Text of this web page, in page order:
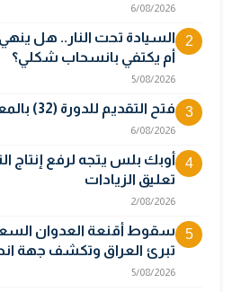
6/08/2026
2
السيادة تحت النار.. هل ينهي
أم يكتفي بانسحاب شكلي؟
5/08/2026
3 فتح التقديم للدورة (32) بالمعهد العالي للأمن
6/08/2026
4
أوبك بلس يتجه لرفع إنتاج
تعليق الزيادات
2/08/2026
5
سقوط أقنعة العدوان
تبرئ العراق وتكشف جهة
5/08/2026